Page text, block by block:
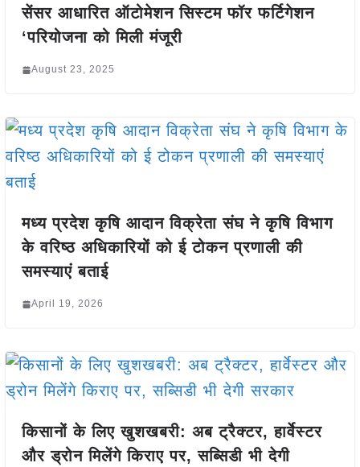
सेंसर आधारित ऑटोमेशन सिस्टम फॉर फर्टिगेशन
‘परियोजना को मिली मंजूरी
August 23, 2025
मध्य प्रदेश कृषि आदान विक्रेता संघ ने कृषि विभाग
के वरिष्ठ अधिकारियों को ई टोकन प्रणाली की
समस्याएं बताई
April 19, 2026
किसानों के लिए खुशखबरी: अब ट्रैक्टर, हार्वेस्टर
और ड्रोन मिलेंगे किराए पर, सब्सिडी भी देगी